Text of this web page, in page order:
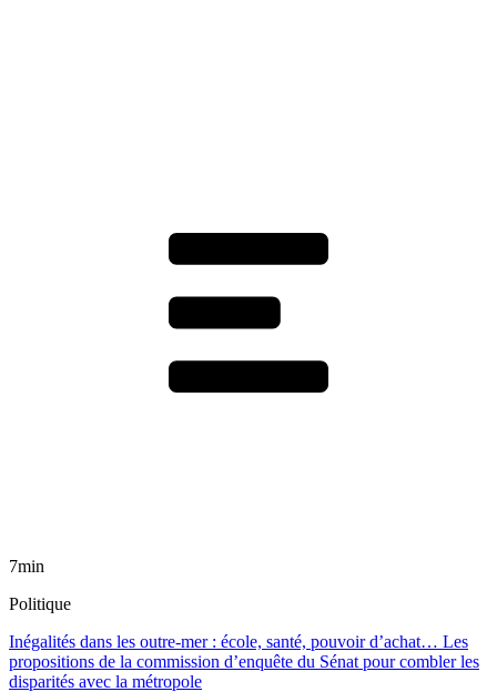
7min
Politique
Inégalités dans les outre-mer : école, santé, pouvoir d’achat… Les
propositions de la commission d’enquête du Sénat pour combler les
disparités avec la métropole